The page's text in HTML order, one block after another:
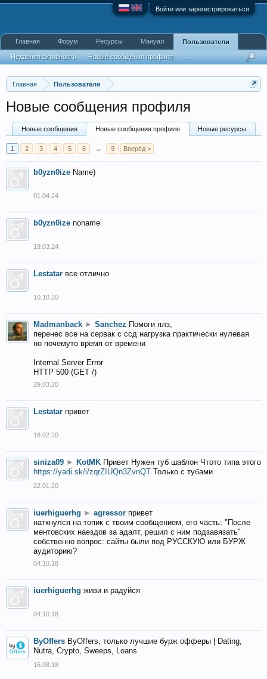
Войти или зарегистрироваться
Главная Пользователи
Новые сообщения профиля
Новые сообщения Новые сообщения профиля Новые ресурсы
1 2 3 4 5 6 → 9 Вперёд >
b0yzn0ize Name)
01.04.24
b0yzn0ize noname
19.03.24
Lestatar все отлично
10.10.20
Madmanback ► Sanchez Помоги плз,
перенес все на сервак с ссд нагрузка практически нулевая
но почемуто время от времени
Internal Server Error
HTTP 500 (GET /)
29.03.20
Lestatar привет
18.02.20
siniza09 ► KotMK Привет Нужен туб шаблон Чтото типа этого
https://yadi.sk/i/zqrZIUQn3ZvnQT Только с тубами
22.01.20
iuerhiguerhg ► agressor привет
наткнулся на топик с твоим сообщением, его часть: "После
ментовских наездов за адалт, решил с ним подзавязать"
собственно вопрос: сайты были под РУССКУЮ или БУРЖ
аудиторию?
04.10.18
iuerhiguerhg живи и радуйся
04.10.18
ByOffers ByOffers, только лучшие бурж офферы | Dating,
Nutra, Crypto, Sweeps, Loans
16.08.18
Главная Форум Ресурсы Мануал Пользователи
Недавняя активность Новые сообщения профиля